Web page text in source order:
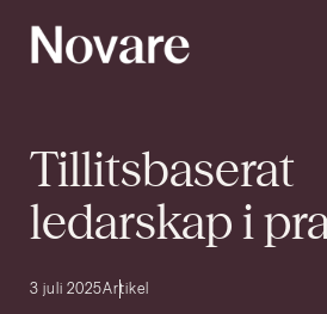
Tillitsbaserat
ledarskap i
3 juli 2025Artikel